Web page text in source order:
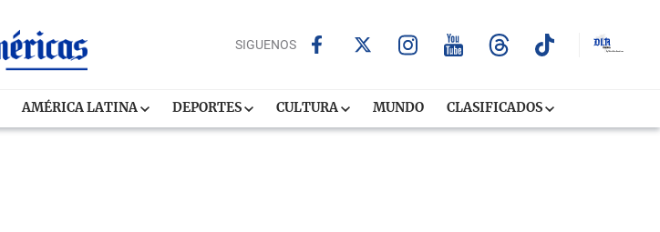
SIGUENOS
AMÉRICA LATINA DEPORTES CULTURA MUNDO CLASIFICADOS